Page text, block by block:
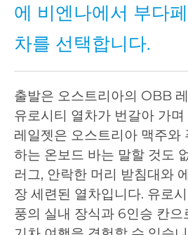
에 비엔나에서 부다
차를 선택합니다.
출발은 오스트리아의 OBB
유로시티 열차가 번갈아 가
레일젯은 오스트리아 맥주와
하는 온보드 바는 말할 것도
러그, 안락한 머리 받침대와
장 세련된 열차입니다. 유로
풍의 실내 장식과 6인승 칸으